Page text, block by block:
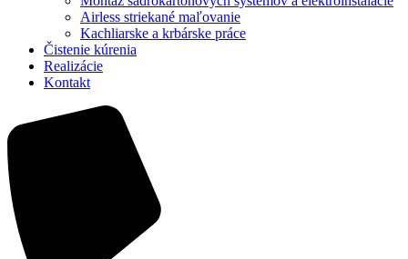
Airless striekané maľovanie
Kachliarske a krbárske práce
Čistenie kúrenia
Realizácie
Kontakt